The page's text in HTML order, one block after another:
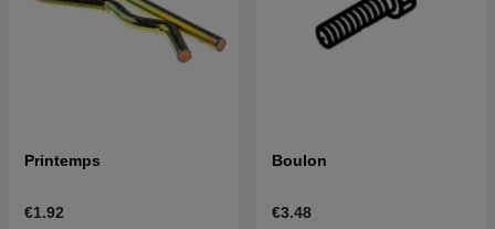
Printemps
€1.92
Boulon
€3.48